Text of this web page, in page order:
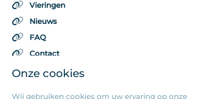
Onze cookies
Wij gebruiken cookies om uw ervaring op onze
Vieringen
Nieuws
FAQ
Contact